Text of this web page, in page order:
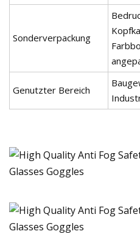
Sonderverpackung
Genutzter Bereich